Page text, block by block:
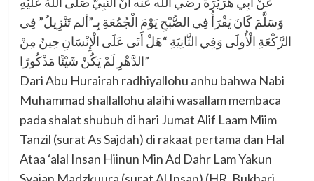
وَسَلَّمَ كَانَ يَقْرَأُ فِي الصُّبْحِ يَوْمَ الْجُمُعَةِ بِـ”ألم تَنْزِيلُ” فِي
الرَّكْعَةِ الْأُولَى وَفِي الثَّانِيَةِ “هَلْ أَتَى عَلَى الْإِنْسَانِ حِينٌ مِنْ
الدَّهْرِ لَمْ يَكُنْ شَيْئًا مَذْكُورًا”
Dari Abu Hurairah radhiyallohu anhu bahwa Nabi
Muhammad shallallohu alaihi wasallam membaca
pada shalat shubuh di hari Jumat Alif Laam Miim
Tanzil (surat As Sajdah) di rakaat pertama dan Hal
Ataa ‘alal Insan Hiinun Min Ad Dahr Lam Yakun